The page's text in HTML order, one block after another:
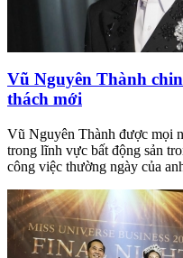
Vũ Nguyên Thành
thách mới
Vũ Nguyên Thành được mọi
trong lĩnh vực bất động sản
công việc thường ngày của